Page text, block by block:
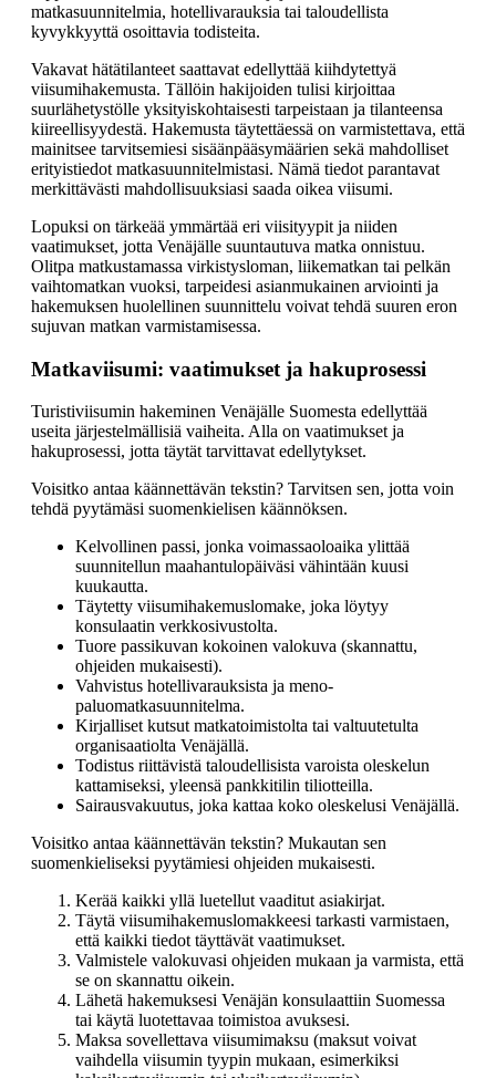
matkasuunnitelmia, hotellivarauksia tai taloudellista
kyvykkyyttä osoittavia todisteita.
Vakavat hätätilanteet saattavat edellyttää kiihdytettyä
viisumihakemusta. Tällöin hakijoiden tulisi kirjoittaa
suurlähetystölle yksityiskohtaisesti tarpeistaan ja tilanteensa
kiireellisyydestä. Hakemusta täytettäessä on varmistettava, että
mainitsee tarvitsemiesi sisäänpääsymäärien sekä mahdolliset
erityistiedot matkasuunnitelmistasi. Nämä tiedot parantavat
merkittävästi mahdollisuuksiasi saada oikea viisumi.
Lopuksi on tärkeää ymmärtää eri viisityypit ja niiden
vaatimukset, jotta Venäjälle suuntautuva matka onnistuu.
Olitpa matkustamassa virkistysloman, liikematkan tai pelkän
vaihtomatkan vuoksi, tarpeidesi asianmukainen arviointi ja
hakemuksen huolellinen suunnittelu voivat tehdä suuren eron
sujuvan matkan varmistamisessa.
Matkaviisumi: vaatimukset ja hakuprosessi
Turistiviisumin hakeminen Venäjälle Suomesta edellyttää
useita järjestelmällisiä vaiheita. Alla on vaatimukset ja
hakuprosessi, jotta täytät tarvittavat edellytykset.
Voisitko antaa käännettävän tekstin? Tarvitsen sen, jotta voin
tehdä pyytämäsi suomenkielisen käännöksen.
Kelvollinen passi, jonka voimassaoloaika ylittää
suunnitellun maahantulopäiväsi vähintään kuusi
kuukautta.
Täytetty viisumihakemuslomake, joka löytyy
konsulaatin verkkosivustolta.
Tuore passikuvan kokoinen valokuva (skannattu,
ohjeiden mukaisesti).
Vahvistus hotellivarauksista ja meno-
paluomatkasuunnitelma.
Kirjalliset kutsut matkatoimistolta tai valtuutetulta
organisaatiolta Venäjällä.
Todistus riittävistä taloudellisista varoista oleskelun
kattamiseksi, yleensä pankkitilin tiliotteilla.
Sairausvakuutus, joka kattaa koko oleskelusi Venäjällä.
Voisitko antaa käännettävän tekstin? Mukautan sen
suomenkieliseksi pyytämiesi ohjeiden mukaisesti.
Kerää kaikki yllä luetellut vaaditut asiakirjat.
Täytä viisumihakemuslomakkeesi tarkasti varmistaen,
että kaikki tiedot täyttävät vaatimukset.
Valmistele valokuvasi ohjeiden mukaan ja varmista, että
se on skannattu oikein.
Lähetä hakemuksesi Venäjän konsulaattiin Suomessa
tai käytä luotettavaa toimistoa avuksesi.
Maksa sovellettava viisumimaksu (maksut voivat
vaihdella viisumin tyypin mukaan, esimerkiksi